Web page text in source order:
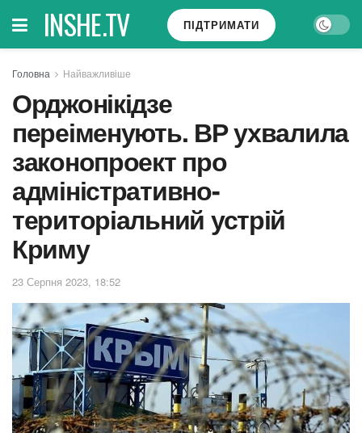
INSHE.TV ПІДТРИМАТИ
Головна Найважливіше
Орджонікідзе
переіменують. ВР ухвалила
законопроект про
адміністративно-
територіальний устрій
Криму
23 Серпня 2023, 18:52